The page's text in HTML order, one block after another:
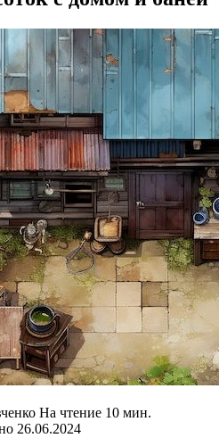
На чтение 10 мин.
26.06.2024